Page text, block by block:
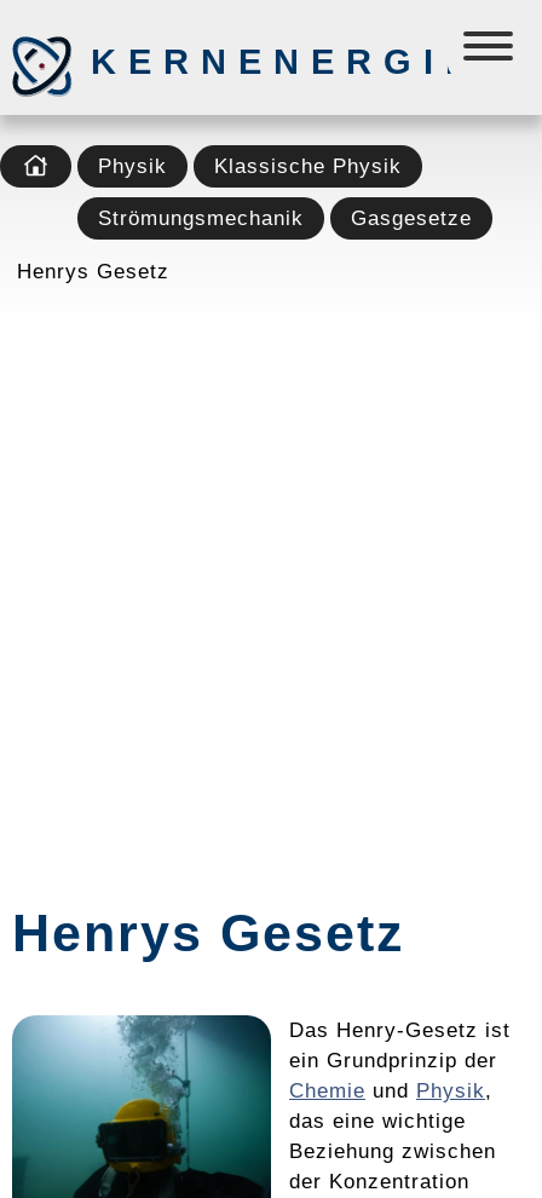
KERNENERGIE
Physik Klassische Physik
Strömungsmechanik Gasgesetze
Henrys Gesetz
Henrys Gesetz
Das Henry-Gesetz ist
ein Grundprinzip der
Chemie und Physik,
das eine wichtige
Beziehung zwischen
der Konzentration